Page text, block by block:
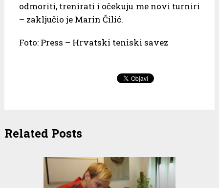
odmoriti, trenirati i očekuju me novi turniri
– zaključio je Marin Čilić.
Foto: Press – Hrvatski teniski savez
Related Posts